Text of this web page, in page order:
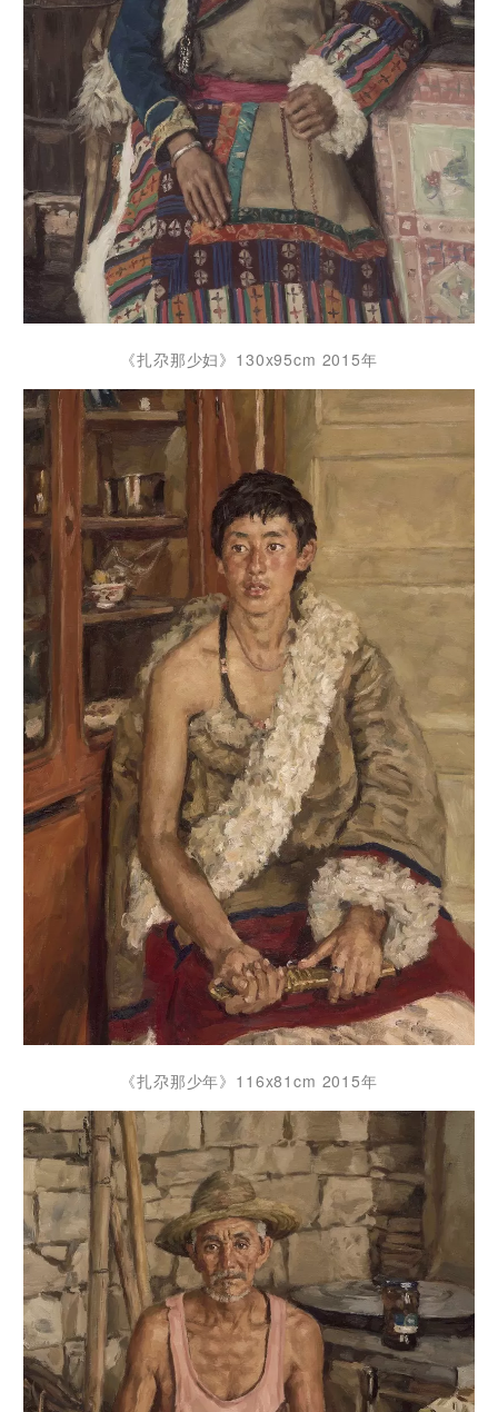
《扎尕那少妇》130x95cm 2015年
《扎尕那少年》116x81cm 2015年